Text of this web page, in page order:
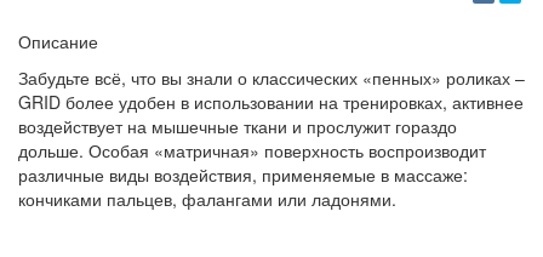
Описание
Забудьте всё, что вы знали о классических «пенных» роликах –
GRID более удобен в использовании на тренировках, активнее
воздействует на мышечные ткани и прослужит гораздо
дольше. Особая «матричная» поверхность воспроизводит
различные виды воздействия, применяемые в массаже:
кончиками пальцев, фалангами или ладонями.